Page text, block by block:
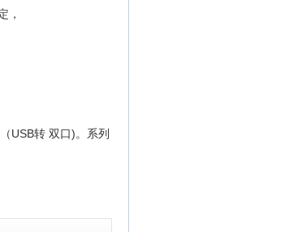
，
USB转 双口)。系列